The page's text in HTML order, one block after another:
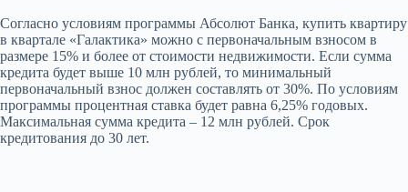
Согласно условиям программы Абсолют Банка, купить квартиру
в квартале «Галактика» можно с первоначальным взносом в
размере 15% и более от стоимости недвижимости. Если сумма
кредита будет выше 10 млн рублей, то минимальный
первоначальный взнос должен составлять от 30%. По условиям
программы процентная ставка будет равна 6,25% годовых.
Максимальная сумма кредита – 12 млн рублей. Срок
кредитования до 30 лет.